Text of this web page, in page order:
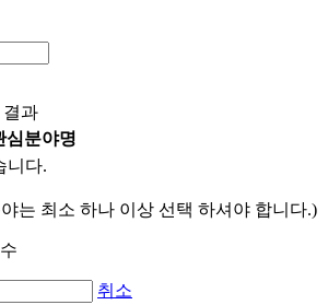
과
심분야명
니다.
는 최소 하나 이상 선택 하셔야 합니다.)
취소